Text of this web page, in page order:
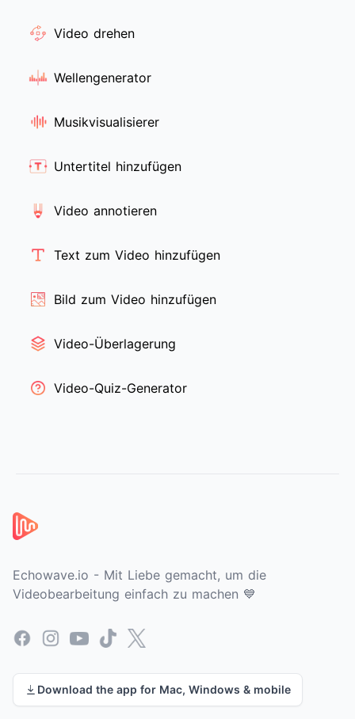
Video drehen
Wellengenerator
Musikvisualisierer
Untertitel hinzufügen
Video annotieren
Text zum Video hinzufügen
Bild zum Video hinzufügen
Video-Überlagerung
Video-Quiz-Generator
Echowave.io - Mit Liebe gemacht, um die
Videobearbeitung einfach zu machen 💙
Facebook
InstagramYouTubeTikTok
X
Download the app for Mac, Windows & mobile